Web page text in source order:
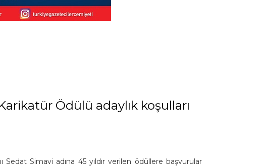
Ödülü adaylık koşulları
Simavi adına 45 yıldır verilen ödüllere başvurular